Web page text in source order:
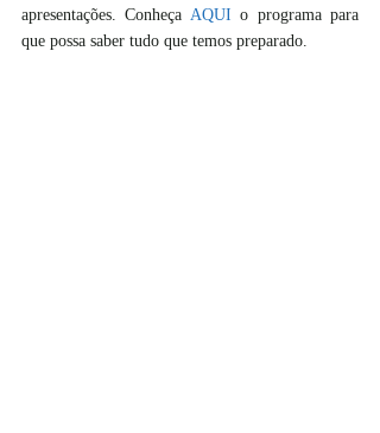
apresentações. Conheça AQUI o programa para
que possa saber tudo que temos preparado.